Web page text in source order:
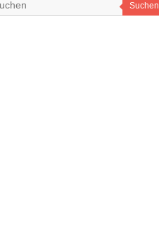
Suchen